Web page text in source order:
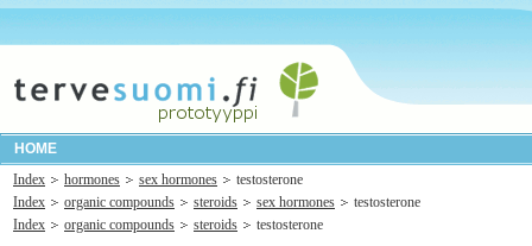
HOME
Index
hormones sex hormones
testosterone
Index
organic compounds steroids sex hormones
testosterone
Index
organic compounds steroids testosterone